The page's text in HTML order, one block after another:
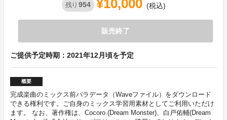
残り 954 ¥10,000 (税込)
販売終了
ご提供予定時期：2021年12月頃を予定
概要
完成楽曲のミックス前パラデータ（Waveファイル）をダウンロード
できる権利です。ご自身のミックス学習用素材としてご利用いただけ
ます。 なお、著作権は、Cocoro.(Dream Monster)、白戸佑輔(Dream